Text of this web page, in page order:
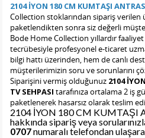
2104 İYON 180 CM KUMTAŞI
Collection stoklarından sipariş verilen
paketlendikten sonra siz değerli
Bode Home Collection yıllardır
tecrübesiyle profesyonel e-ticaret
bilgi hattı üzerinden, hem de canlı
müşterilerimizin soru ve sorunlarını
Siparişini vermiş olduğunuz 2104
TV SEHPASI tarafınıza ortalama 2 iş
paketlenerek hasarsız olarak teslim
2104 İYON 180 CM KUMTAŞI
hakkında sipariş veya
0707numaralı telefondan